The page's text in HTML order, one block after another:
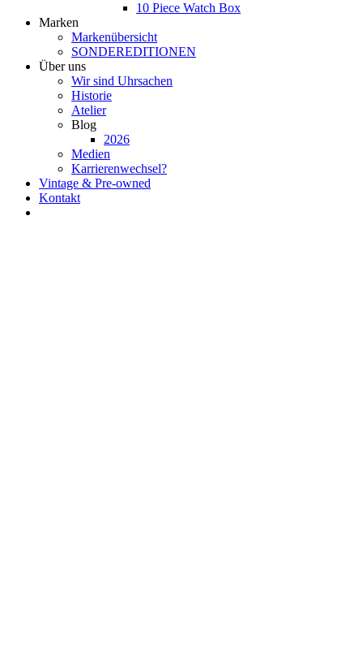
10 Piece Watch Box
Marken
Markenübersicht
SONDEREDITIONEN
Über uns
Wir sind Uhrsachen
Historie
Atelier
Blog
2026
Medien
Karrierenwechsel?
Vintage & Pre-owned
Kontakt